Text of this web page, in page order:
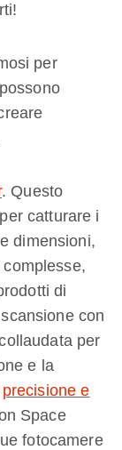
per
. Questo
catturare i
dimensioni,
di
con
per
e la
precisione e
Space
fotocamere